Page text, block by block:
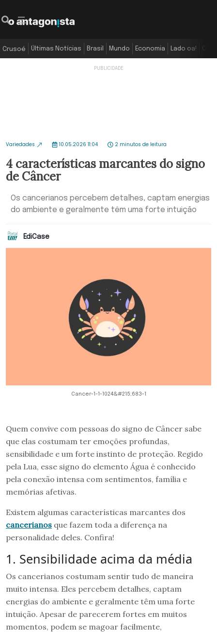
Crusoé Últimas Notícias Brasil Mundo Economia Lado oa!
Variedades 10.05.2026 11:04 2 minutos de leitura
4 características marcantes do signo
de Câncer
Os cancerianos percebem detalhes, captam energias
do ambiente e geralmente têm uma forte intuição
EdiCase
Cancer-1-1-1024&#215;683-1
Quem convive com pessoas do signo de Câncer sabe
que elas costumam ter emoções profundas,
sensibilidade e um forte instinto de proteção. Regido
pela Lua, esse signo do elemento Água é conhecido
pela conexão intensa com sentimentos, família e
memórias afetivas.
Existem algumas características marcantes dos
cancerianos que fazem toda a diferença na
personalidade deles. Confira!
1. Sensibilidade acima da média
Os cancerianos costumam sentir tudo de maneira
muito intensa. Eles percebem detalhes, captam
energias do ambiente e geralmente têm uma forte
intuição. Apesar de parecerem fortes em muitos
momentos, podem se magoar facilmente,